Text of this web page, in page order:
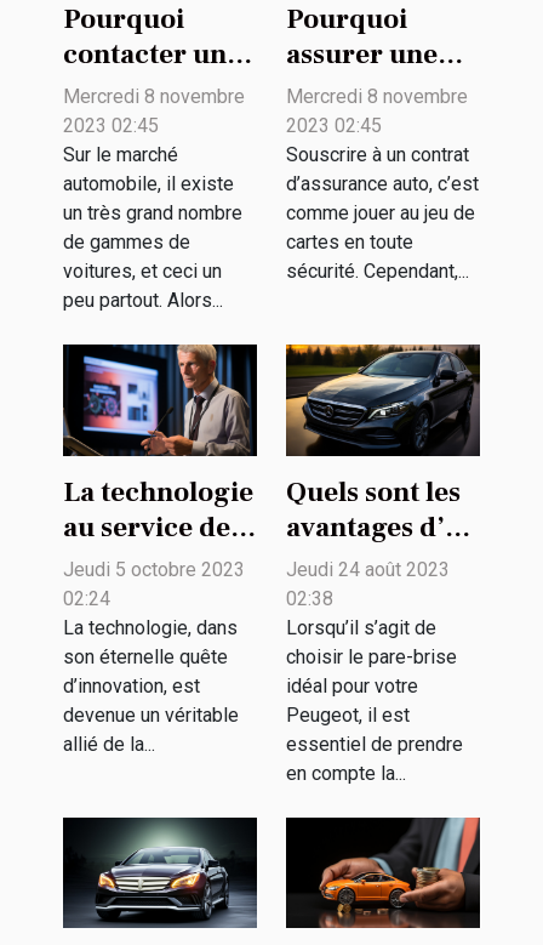
Pourquoi
contacter un
simulateur en
ligne pour un
achat de
véhicule ?
Mercredi 8 novembre
2023 02:45
Sur le marché
automobile, il existe
un très grand nombre
de gammes de
voitures, et ceci un
peu partout. Alors...
Pourquoi
assurer une
voiture ?
Mercredi 8 novembre
2023 02:45
Souscrire à un contrat
d’assurance auto, c’est
comme jouer au jeu de
cartes en toute
sécurité. Cependant,...
La technologie
au service de
la biodiversité
: enjeux et
défis
Jeudi 5 octobre 2023
02:24
La technologie, dans
son éternelle quête
d’innovation, est
devenue un véritable
allié de la...
Quels sont les
avantages d’un
pare-brise en
verre de
sécurité pour
votre Peugeot
?
Jeudi 24 août 2023
02:38
Lorsqu’il s’agit de
choisir le pare-brise
idéal pour votre
Peugeot, il est
essentiel de prendre
en compte la...